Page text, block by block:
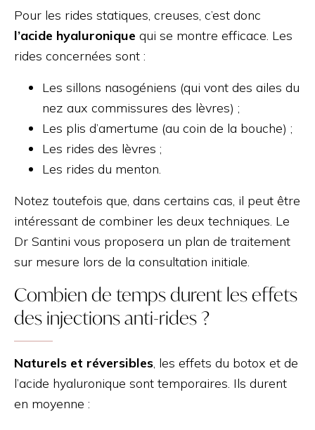
Pour les rides statiques, creuses, c’est donc
l’acide hyaluronique qui se montre efficace. Les
rides concernées sont :
Les sillons nasogéniens (qui vont des ailes du
nez aux commissures des lèvres) ;
Les plis d’amertume (au coin de la bouche) ;
Les rides des lèvres ;
Les rides du menton.
Notez toutefois que, dans certains cas, il peut être
intéressant de combiner les deux techniques. Le
Dr Santini vous proposera un plan de traitement
sur mesure lors de la consultation initiale.
Combien de temps durent les effets
des injections anti-rides ?
Naturels et réversibles, les effets du botox et de
l’acide hyaluronique sont temporaires. Ils durent
en moyenne :